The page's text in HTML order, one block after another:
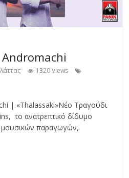
1320 Views
| «Thalassaki»Νέο Τραγούδι
το ανατρεπτικό δίδυμο
μουσικών παραγωγών,